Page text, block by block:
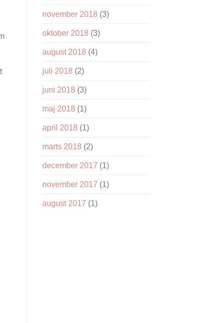
november 2018 (3)
oktober 2018 (3)
august 2018 (4)
juli 2018 (2)
juni 2018 (3)
maj 2018 (1)
april 2018 (1)
marts 2018 (2)
december 2017 (1)
november 2017 (1)
august 2017 (1)